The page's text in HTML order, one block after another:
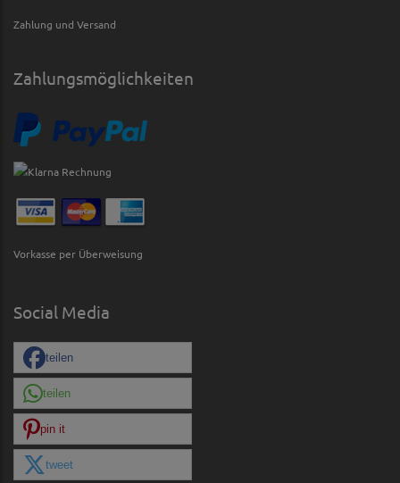
Zahlung und Versand
Zahlungsmöglichkeiten
Vorkasse per Überweisung
Social Media
teilen
teilen
pin it
tweet